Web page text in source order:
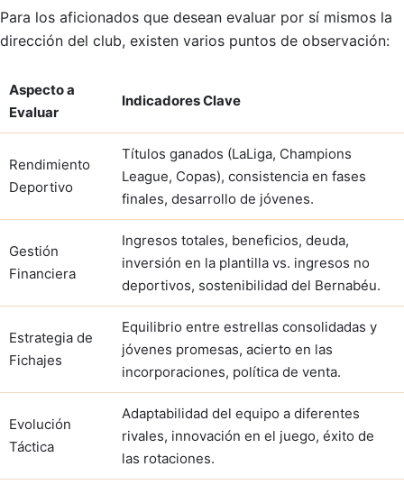
Para los aficionados que desean evaluar por sí mismos la
dirección del club, existen varios puntos de observación:
Aspecto a
Evaluar
Indicadores Clave
Rendimiento
Deportivo
Títulos ganados (LaLiga, Champions
League, Copas), consistencia en fases
finales, desarrollo de jóvenes.
Gestión
Financiera
Ingresos totales, beneficios, deuda,
inversión en la plantilla vs. ingresos no
deportivos, sostenibilidad del Bernabéu.
Estrategia de
Fichajes
Equilibrio entre estrellas consolidadas y
jóvenes promesas, acierto en las
incorporaciones, política de venta.
Evolución
Táctica
Adaptabilidad del equipo a diferentes
rivales, innovación en el juego, éxito de
las rotaciones.